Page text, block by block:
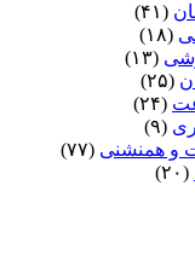
(۴۱)
(۱۸)
(۱۳)
(۲۵)
(۲۴)
(۹)
و همنشنى (۷۷)
(۲۰)